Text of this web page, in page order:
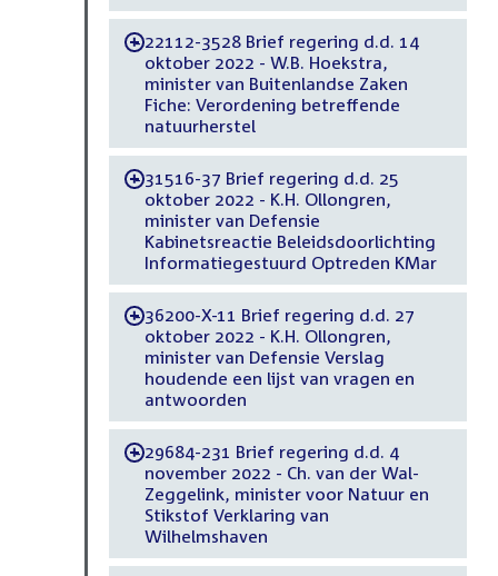
-22112-3528 Brief regering d.d. 14
oktober 2022 - W.B. Hoekstra,
minister van Buitenlandse Zaken
Fiche: Verordening betreffende
natuurherstel
-31516-37 Brief regering d.d. 25
oktober 2022 - K.H. Ollongren,
minister van Defensie
Kabinetsreactie Beleidsdoorlichting
Informatiegestuurd Optreden KMar
-36200-X-11 Brief regering d.d. 27
oktober 2022 - K.H. Ollongren,
minister van Defensie Verslag
houdende een lijst van vragen en
antwoorden
-29684-231 Brief regering d.d. 4
november 2022 - Ch. van der Wal-
Zeggelink, minister voor Natuur en
Stikstof Verklaring van
Wilhelmshaven